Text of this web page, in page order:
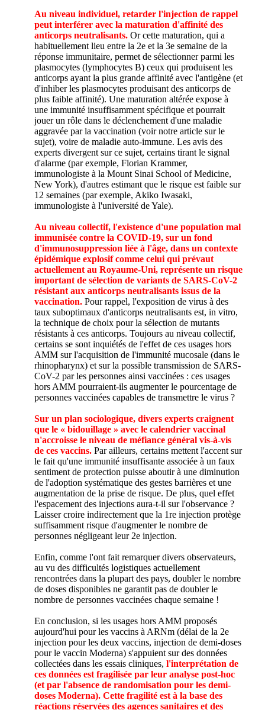
Au niveau individuel, retarder l'injection de rappel
peut interférer avec la maturation d'affinité des
anticorps neutralisants. Or cette maturation, qui a
habituellement lieu entre la 2e et la 3e semaine de la
réponse immunitaire, permet de sélectionner parmi les
plasmocytes (lymphocytes B) ceux qui produisent les
anticorps ayant la plus grande affinité avec l'antigène (et
d'inhiber les plasmocytes produisant des anticorps de
plus faible affinité). Une maturation altérée expose à
une immunité insuffisamment spécifique et pourrait
jouer un rôle dans le déclenchement d'une maladie
aggravée par la vaccination (voir notre article sur le
sujet), voire de maladie auto-immune. Les avis des
experts divergent sur ce sujet, certains tirant le signal
d'alarme (par exemple, Florian Krammer,
immunologiste à la Mount Sinai School of Medicine,
New York), d'autres estimant que le risque est faible sur
12 semaines (par exemple, Akiko Iwasaki,
immunologiste à l'université de Yale).
Au niveau collectif, l'existence d'une population mal
immunisée contre la COVID-19, sur un fond
d'immunosuppression liée à l'âge, dans un contexte
épidémique explosif comme celui qui prévaut
actuellement au Royaume-Uni, représente un risque
important de sélection de variants de SARS-CoV-2
résistant aux anticorps neutralisants issus de la
vaccination. Pour rappel, l'exposition de virus à des
taux suboptimaux d'anticorps neutralisants est, in vitro,
la technique de choix pour la sélection de mutants
résistants à ces anticorps. Toujours au niveau collectif,
certains se sont inquiétés de l'effet de ces usages hors
AMM sur l'acquisition de l'immunité mucosale (dans le
rhinopharynx) et sur la possible transmission de SARS-
CoV-2 par les personnes ainsi vaccinées : ces usages
hors AMM pourraient-ils augmenter le pourcentage de
personnes vaccinées capables de transmettre le virus ?
Sur un plan sociologique, divers experts craignent
que le « bidouillage » avec le calendrier vaccinal
n'accroisse le niveau de méfiance général vis-à-vis
de ces vaccins. Par ailleurs, certains mettent l'accent sur
le fait qu'une immunité insuffisante associée à un faux
sentiment de protection puisse aboutir à une diminution
de l'adoption systématique des gestes barrières et une
augmentation de la prise de risque. De plus, quel effet
l'espacement des injections aura-t-il sur l'observance ?
Laisser croire indirectement que la 1re injection protège
suffisamment risque d'augmenter le nombre de
personnes négligeant leur 2e injection.
Enfin, comme l'ont fait remarquer divers observateurs,
au vu des difficultés logistiques actuellement
rencontrées dans la plupart des pays, doubler le nombre
de doses disponibles ne garantit pas de doubler le
nombre de personnes vaccinées chaque semaine !
En conclusion, si les usages hors AMM proposés
aujourd'hui pour les vaccins à ARNm (délai de la 2e
injection pour les deux vaccins, injection de demi-doses
pour le vaccin Moderna) s'appuient sur des données
collectées dans les essais cliniques, l'interprétation de
ces données est fragilisée par leur analyse post-hoc
(et par l'absence de randomisation pour les demi-
doses Moderna). Cette fragilité est à la base des
réactions réservées des agences sanitaires et des